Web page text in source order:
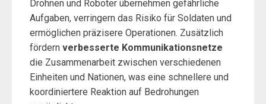
Drohnen und Roboter übernehmen gefährliche
Aufgaben, verringern das Risiko für Soldaten und
ermöglichen präzisere Operationen. Zusätzlich
fördern verbesserte Kommunikationsnetze
die Zusammenarbeit zwischen verschiedenen
Einheiten und Nationen, was eine schnellere und
koordiniertere Reaktion auf Bedrohungen